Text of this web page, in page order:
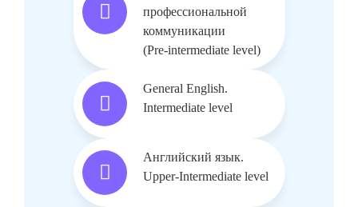
профессиональной
коммуникации
(Pre-intermediate level)
General English.
Intermediate level
Английский язык.
Upper-Intermediate level